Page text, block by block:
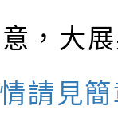
，大
請見